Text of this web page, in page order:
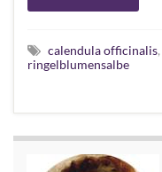
calendula officinalis,
ringelblumensalbe